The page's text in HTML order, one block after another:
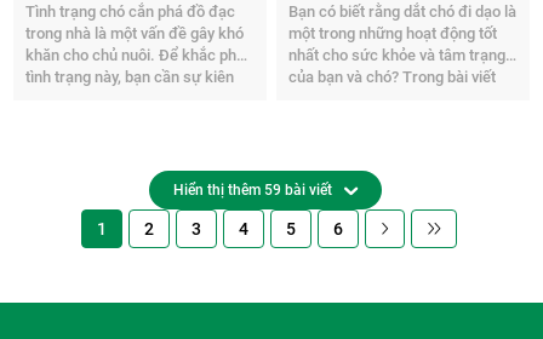
Tình trạng chó cắn phá đồ đạc
trong nhà là một vấn đề gây khó
khăn cho chủ nuôi. Để khắc phục
tình trạng này, bạn cần sự kiên
Bạn có biết rằng dắt chó đi dạo là
một trong những hoạt động tốt
nhất cho sức khỏe và tâm trạng
của bạn và chó? Trong bài viết
Hiển thị thêm 59 bài viết
1 2 3 4 5 6